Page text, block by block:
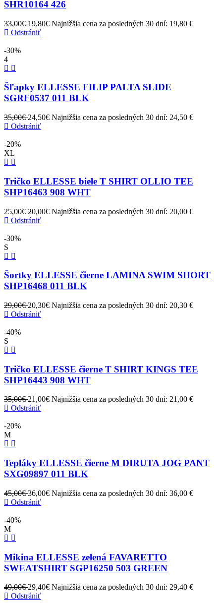
SHR10164 426
33,00€19,80€ Najnižšia cena za posledných 30 dní: 19,80 €
Odstrániť
-30%
4
Šľapky ELLESSE FILIP PALTA SLIDE
SGRF0537 011 BLK
35,00€24,50€ Najnižšia cena za posledných 30 dní: 24,50 €
Odstrániť
-20%
XL
Tričko ELLESSE biele T SHIRT OLLIO TEE
SHP16463 908 WHT
25,00€20,00€ Najnižšia cena za posledných 30 dní: 20,00 €
Odstrániť
-30%
S
Šortky ELLESSE čierne LAMINA SWIM SHORT
SHP16468 011 BLK
29,00€20,30€ Najnižšia cena za posledných 30 dní: 20,30 €
Odstrániť
-40%
S
Tričko ELLESSE čierne T SHIRT KINGS TEE
SHP16443 908 WHT
35,00€21,00€ Najnižšia cena za posledných 30 dní: 21,00 €
Odstrániť
-20%
M
Tepláky ELLESSE čierne M DIRUTA JOG PANT
SXG09897 011 BLK
45,00€36,00€ Najnižšia cena za posledných 30 dní: 36,00 €
Odstrániť
-40%
M
Mikina ELLESSE zelená FAVARETTO
SWEATSHIRT SGP16250 503 GREEN
49,00€29,40€ Najnižšia cena za posledných 30 dní: 29,40 €
Odstrániť